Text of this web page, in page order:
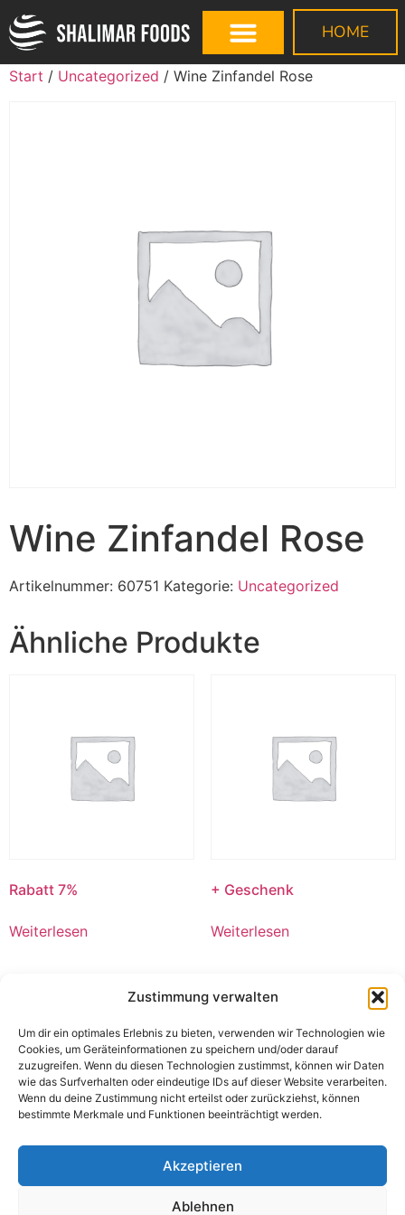
Zustimmung verwalten
Um dir ein optimales Erlebnis zu bieten, verwenden wir Technologien wie
Cookies, um Geräteinformationen zu speichern und/oder darauf
zuzugreifen. Wenn du diesen Technologien zustimmst, können wir Daten
wie das Surfverhalten oder eindeutige IDs auf dieser Website verarbeiten.
Wenn du deine Zustimmung nicht erteilst oder zurückziehst, können
bestimmte Merkmale und Funktionen beeinträchtigt werden.
Akzeptieren
Ablehnen
HOME
Start / Uncategorized / Wine Zinfandel Rose
Wine Zinfandel Rose
Artikelnummer: 60751 Kategorie: Uncategorized
Ähnliche Produkte
Rabatt 7%
Weiterlesen
+ Geschenk
Weiterlesen
Hyundai 15BT-7, BJ. 2012